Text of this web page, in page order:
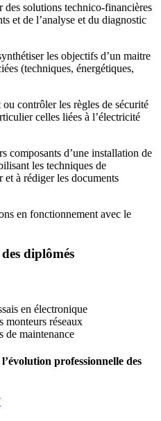
des solutions technico-financières
et de l’analyse et du diagnostic
les objectifs d’un maitre
(techniques, énergétiques,
contrôler les règles de sécurité
celles liées à l’électricité
composants d’une installation de
les techniques de
et à rédiger les documents
en fonctionnement avec le
diplômés
en électronique
monteurs réseaux
de maintenance
professionnelle des